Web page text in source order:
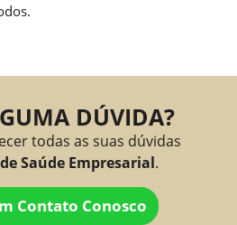
DÚVIDA?
todas as suas dúvidas
Saúde Empresarial.
Contato Conosco